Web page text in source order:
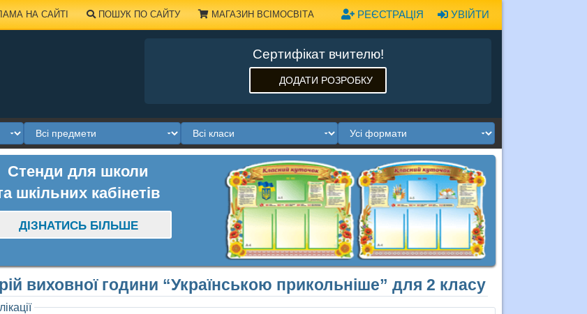
УВІЙТИ
РЕЄСТРАЦІЯ
НА САЙТІ ПОШУК ПО САЙТУ МАГАЗИН ВСІМОСВІТА
Сертифікат вчителю!
ДОДАТИ РОЗРОБКУ
Стенди для школи
шкільних кабінетів
ДІЗНАТИСЬ БІЛЬШЕ
виховної години “Українською прикольніше” для 2 класу